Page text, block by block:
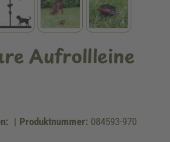
Aufrollleine
| Produktnummer: 084593-970